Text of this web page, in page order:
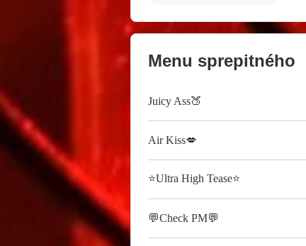
Menu sprepitného
Juicy Ass🍑
Air Kiss💋
⭐️Ultra High Tease⭐️
💬Check PM💬